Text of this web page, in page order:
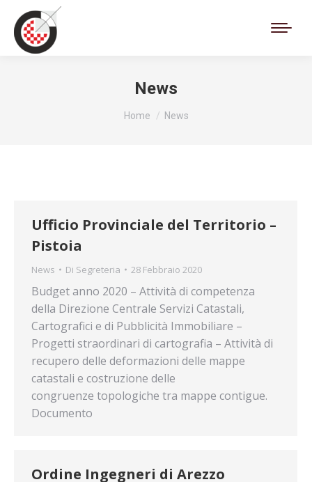
News
Tu sei qui:
Home News
Ufficio Provinciale del Territorio –
Pistoia
News Di Segreteria 28 Febbraio 2020
Budget anno 2020 – Attività di competenza
della Direzione Centrale Servizi Catastali,
Cartografici e di Pubblicità Immobiliare –
Progetti straordinari di cartografia – Attività di
recupero delle deformazioni delle mappe
catastali e costruzione delle
congruenze topologiche tra mappe contigue.
Documento
Ordine Ingegneri di Arezzo